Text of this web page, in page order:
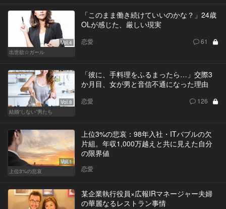
Vol.4
出世欲☆ガール
「このまま働き続けていいのかな？」24歳
OLが感じた、厳しい現実
恋愛 61
Vol.8
結婚“しない”男たち
「彼に、手料理をふるまったら…」交際3
か月目、女が男と音信不通になった理由
恋愛 126
Vol.1
上位3%の悲哀
上位3%の悲哀：98年入社・ITバブルの欠
片組。年収1,000万越えと共に見えた自分
の限界値
恋愛
某企業執行役員×広報IRマネージャー夫婦
の華麗なるレストラン事情